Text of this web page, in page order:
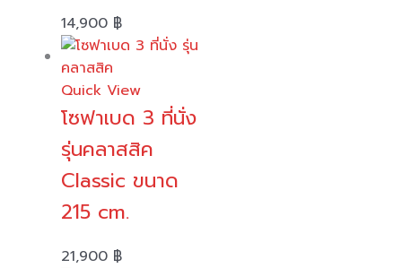
14,900 ฿
Quick View
โซฟาเบด 3 ที่นั่ง
รุ่นคลาสสิค
Classic ขนาด
215 cm.
21,900 ฿